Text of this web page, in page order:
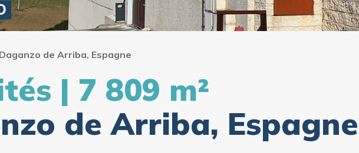
Daganzo de Arriba, Espagne
| 7 809 m²
de Arriba, Espagne